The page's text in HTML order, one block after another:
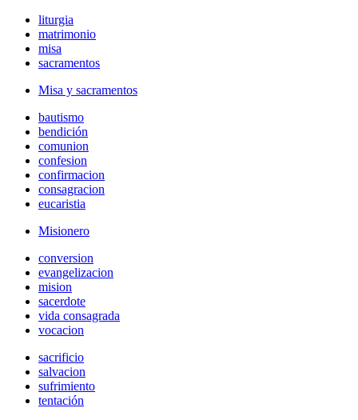
liturgia
matrimonio
misa
sacramentos
Misa y sacramentos
bautismo
bendición
comunion
confesion
confirmacion
consagracion
eucaristia
Misionero
conversion
evangelizacion
mision
sacerdote
vida consagrada
vocacion
sacrificio
salvacion
sufrimiento
tentación